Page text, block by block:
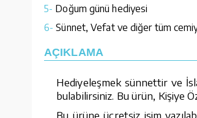
5- Doğum günü hediyesi
6- Sünnet, Vefat ve diğer tüm
AÇIKLAMA
Hediyeleşmek sünnettir ve
bulabilirsiniz. Bu ürün, Kişiye
Bu ürüne ücretsiz isim